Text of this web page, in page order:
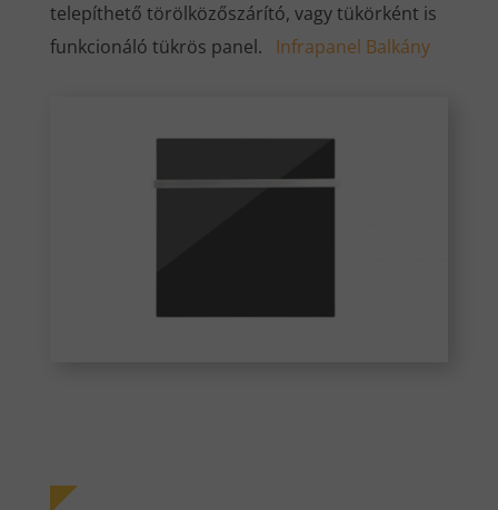
telepíthető törölközőszárító, vagy tükörként is
funkcionáló tükrös panel. Infrapanel Balkány